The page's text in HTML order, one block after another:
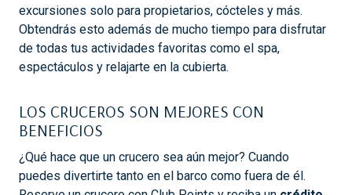
excursiones solo para propietarios, cócteles y más.
Obtendrás esto además de mucho tiempo para disfrutar
de todas tus actividades favoritas como el spa,
espectáculos y relajarte en la cubierta.
LOS CRUCEROS SON MEJORES CON
BENEFICIOS
¿Qué hace que un crucero sea aún mejor? Cuando
puedes divertirte tanto en el barco como fuera de él.